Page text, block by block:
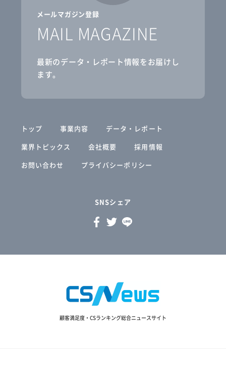
メールマガジン登録
MAIL MAGAZINE
最新のデータ・レポート情報をお届けし
ます。
トップ 事業内容
データ・レポート
業界トピックス
会社概要
採用情報
お問い合わせ
プライバシーポリシー
SNSシェア
顧客満足度・CSランキング総合ニュースサイト